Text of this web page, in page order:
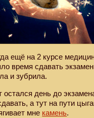
ещё на 2 курсе
время сдавать
и зубрила.
остался день до
а тут на пути
мне камень.